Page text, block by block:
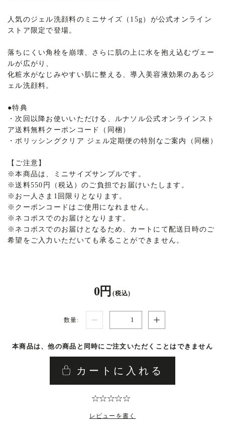
人気のジェル洗顔料のミニサイズ（15g）が公式オンライン
ストア限定で登場。
落ちにくい角栓を崩壊、さらに肌の上に水を抱え込むヴェー
ルが広がり、
化粧水がなじみやすい肌に整える、導入美容液効果のあるジ
ェル洗顔料。
●特典
・次回以降お使いいただける、ルナソル公式オンラインスト
ア送料無料クーポンコード（同梱）
・ポリッシングクリア ジェル定期便の特別なご案内（同梱）
【ご注意】
※本商品は、ミニサイズサンプルです。
※送料550円（税込）のご負担でお届けいたします。
※お一人さま1回限りとなります。
※クーポンコードはご使用になれません。
※ネコポスでのお届けとなります。
※ネコポスでのお届けとなるため、カートにて配送日時のご
希望をご入力いただいても承ることができません。
0 円 (税込)
数量:
本商品は、他の商品と同時にご注文いただくことはできません
カートに入れる
レビューを書く